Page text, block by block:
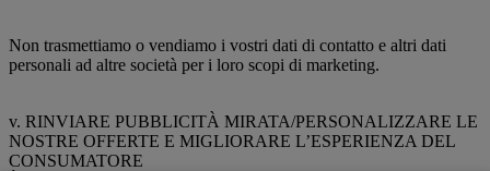
Non trasmettiamo o vendiamo i vostri dati di contatto e altri dati
personali ad altre società per i loro scopi di marketing.
v. RINVIARE PUBBLICITÀ MIRATA/PERSONALIZZARE LE
NOSTRE OFFERTE E MIGLIORARE L’ESPERIENZA DEL
CONSUMATORE